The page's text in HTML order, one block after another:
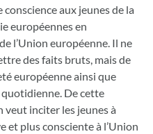
aux jeunes de la
européennes en
l’Union européenne. Il ne
des faits bruts, mais de
européenne ainsi que
quotidienne. De cette
veut inciter les jeunes à
et plus consciente à l’Union